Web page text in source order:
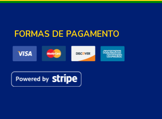
FORMAS DE PAGAMENTO